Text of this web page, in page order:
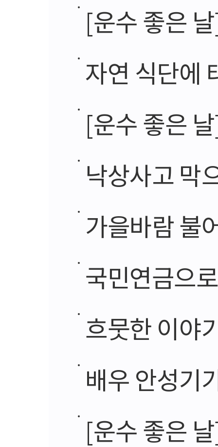
[운수 좋은
자연 식단에
[운수 좋은
낙상사고 막
가을바람 불
국민연금으
흐뭇한 이야
배우 안성기
[운수 좋은